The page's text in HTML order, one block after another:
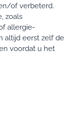
of verbeterd.
zoals
allergie-
altijd eerst zelf de
voordat u het